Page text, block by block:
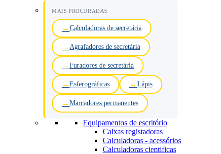
MAIS PROCURADAS
Calculadoras de secretária
Agrafadores de secretária
Furadores de secretária
Esferográficas Lápis
Marcadores permanentes
Equipamentos de escritório
Caixas registadoras
Calculadoras - acessórios
Calculadoras cientificas